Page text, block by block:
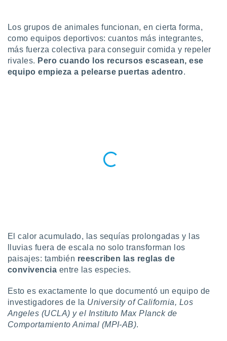
en
más
nuestra
y
de
sitio
En
de que
sean
Los grupos de animales funcionan, en cierta forma,
como equipos deportivos: cuantos más integrantes,
más fuerza colectiva para conseguir comida y repeler
rivales. Pero cuando los recursos escasean, ese
equipo empieza a pelearse puertas adentro.
El calor acumulado, las sequías prolongadas y las
lluvias fuera de escala no solo transforman los
paisajes: también reescriben las reglas de
convivencia entre las especies.
Esto es exactamente lo que documentó un equipo de
investigadores de la University of California, Los
Angeles (UCLA) y el Instituto Max Planck de
Comportamiento Animal (MPI-AB).